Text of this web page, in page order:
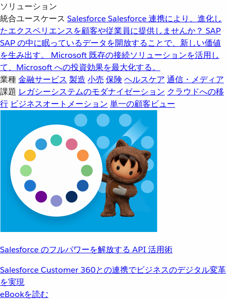
ソリューション
統合ユースケース SalesforceSalesforce 連携により、進化し
たエクスペリエンスを顧客や従業員に提供しませんか？ SAP
SAP の中に眠っているデータを開放することで、新しい価値
を生み出す。
Microsoft 既存の接続ソリューションを活用し
て、Microsoft への投資効果を最大化する。
業種金融サービス 製造 小売 保険 ヘルスケア 通信・メディア
課題 レガシーシステムのモダナイゼーション クラウドへの移
行 ビジネスオートメーション 単一の顧客ビュー
Salesforce のフルパワーを解放する API 活用術
Salesforce Customer 360との連携でビジネスのデジタル変革
を実現
eBookを読む